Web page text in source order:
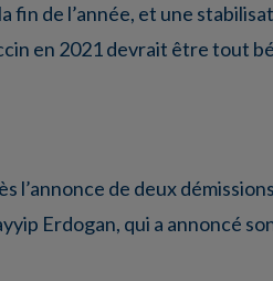
fin de l’année, et une
en 2021 devrait être tout
l’annonce de deux
Erdogan, qui a annoncé